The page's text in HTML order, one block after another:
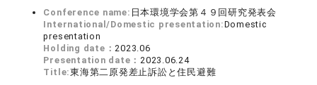
Conference name: 日本環境学会第４９回研究発表会
International/Domestic presentation:Domestic
presentation
Holding date：2023.06
Presentation date：2023.06.24
Title:東海第二原発差止訴訟と住民避難